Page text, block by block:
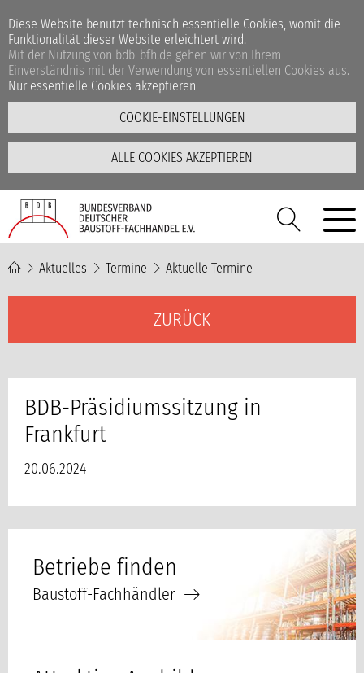
Diese Website benutzt technisch essentielle Cookies, womit die
Funktionalität dieser Website erleichtert wird.
Mit der Nutzung von bdb-bfh.de gehen wir von Ihrem
Einverständnis mit der Verwendung von essentiellen Cookies aus.
Nur essentielle Cookies akzeptieren
COOKIE-EINSTELLUNGEN
ALLE COOKIES AKZEPTIEREN
Aktuelles Termine Aktuelle Termine
BDB-Präsidiumssitzung in
Frankfurt
20.06.2024
Betriebe finden
Baustoff-Fachhändler
ZURÜCK